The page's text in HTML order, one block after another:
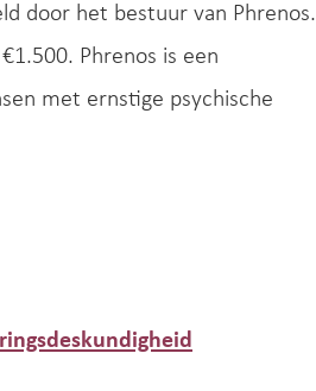
door het bestuur van Phrenos.
Phrenos is een
met ernstige psychische